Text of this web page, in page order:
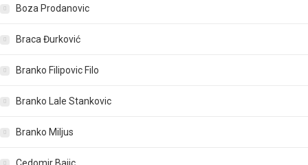
Boza Prodanovic
Braca Đurković
Branko Filipovic Filo
Branko Lale Stankovic
Branko Miljus